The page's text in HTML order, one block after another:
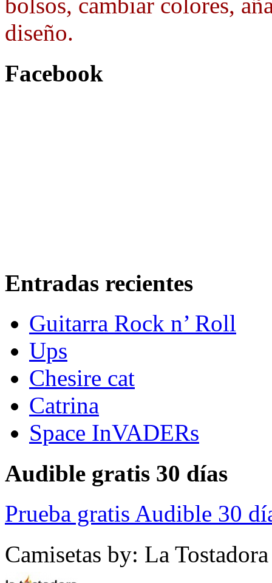
bolsos, cambiar colores,
diseño.
Facebook
Entradas recientes
Guitarra Rock n’ Roll
Ups
Chesire cat
Catrina
Space InVADERs
Audible gratis 30 días
Prueba gratis Audible 30
Camisetas by: La Tostadora